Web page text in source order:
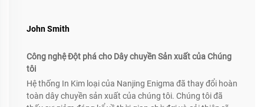
John Smith
Công nghệ Đột phá cho Dây chuyền Sản xuất của Chúng
tôi
Hệ thống In Kim loại của Nanjing Enigma đã thay đổi hoàn
toàn dây chuyền sản xuất của chúng tôi. Chúng tôi đã